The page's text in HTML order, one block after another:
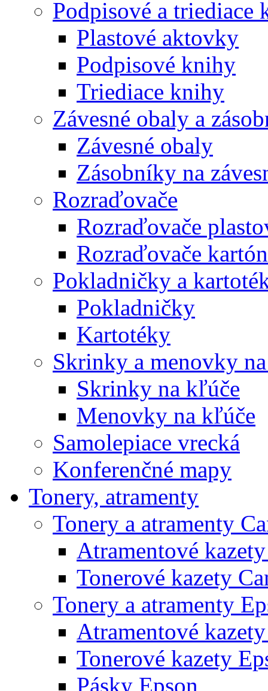
Podpisové a triediace
Plastové aktovky
Podpisové knihy
Triediace knihy
Závesné obaly a
Závesné obaly
Zásobníky na
Rozraďovače
Rozraďovače
Rozraďovače
Pokladničky a
Pokladničky
Kartotéky
Skrinky a menovky
Skrinky na kľúče
Menovky na kľúče
Samolepiace vrecká
Konferenčné mapy
Tonery, atramenty
Tonery a atramenty
Atramentové
Tonerové kazety
Tonery a atramenty
Atramentové
Tonerové kazety
Pásky Epson